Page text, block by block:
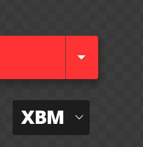
XBM